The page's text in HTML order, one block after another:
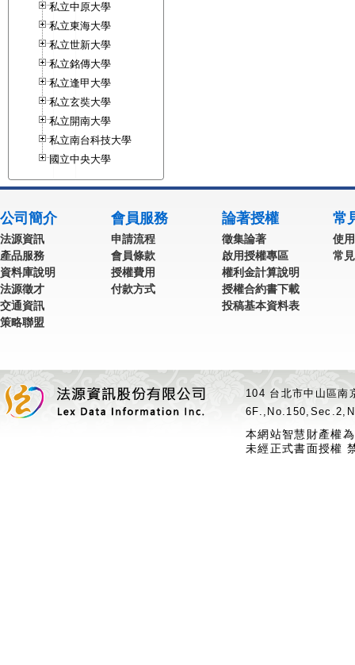
私立中原大學
私立東海大學
私立世新大學
私立銘傳大學
私立逢甲大學
私立玄奘大學
私立開南大學
私立南台科技大學
國立中央大學
公司簡介
法源資訊
產品服務
資料庫說明
法源徵才
交通資訊
策略聯盟
會員服務
申請流程
會員條款
授權費用
付款方式
論著授權
徵集論著
啟用授權專區
權利金計算說明
授權合約書下載
投稿基本資料表
常
使
常
104 台北市中山區
本網站智慧財產權
未經正式書面授權